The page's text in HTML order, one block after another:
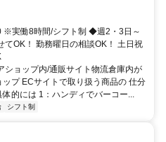
※実働8時間/シフト制 ◆週2・3日～
てOK！ 勤務曜日の相談OK！ 土日祝
ョップ内/通販サイト物流倉庫内が
プ ECサイトで取り扱う商品の 仕分
的には 1：ハンディでバーコー...
シフト制